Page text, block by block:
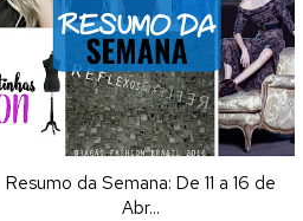
Resumo da Semana: De 11 a 16 de
Abr...